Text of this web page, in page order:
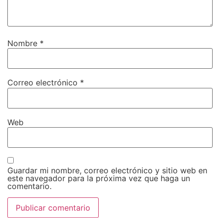
Nombre *
Correo electrónico *
Web
Guardar mi nombre, correo electrónico y sitio web en
este navegador para la próxima vez que haga un
comentario.